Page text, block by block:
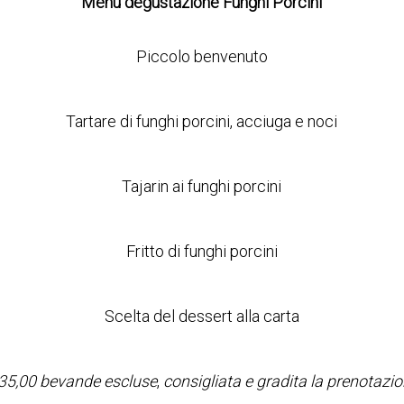
Piccolo benvenuto
Tartare di funghi porcini, acciuga e noci
Tajarin ai funghi porcini
Fritto di funghi porcini
Scelta del dessert alla carta
bevande escluse, consigliata e gradita la